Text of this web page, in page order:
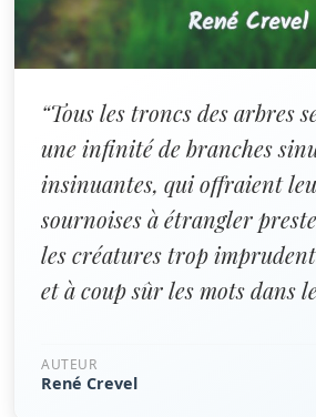
“Tous les troncs des arbres
une infinité de branches
insinuantes, qui offraient
sournoises à étrangler
les créatures trop
et à coup sûr les mots dans
AUTEUR
René Crevel